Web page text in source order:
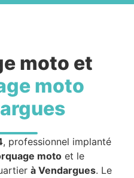
moto et
moto
, professionnel implanté
moto et le
à Vendargues. Le